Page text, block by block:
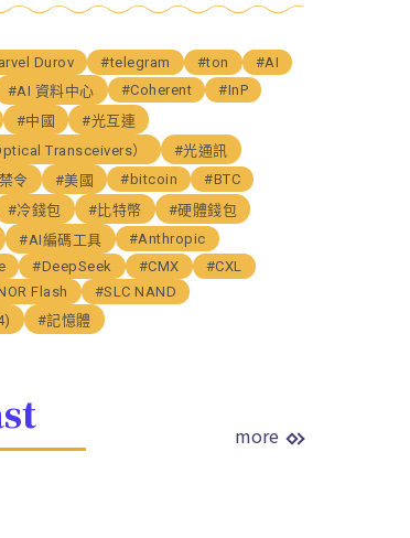
Durov #telegram #ton
#AI
#AI 資料中心 #Coherent
#InP
#中國
#光互連
Transceivers）
#光通訊
令 #美國 #bitcoin
#BTC
#冷錢包 #比特幣
#硬體錢包
#AI編碼工具
#Anthropic
#DeepSeek #CMX
#CXL
Flash
#SLC NAND
#記憶體
more